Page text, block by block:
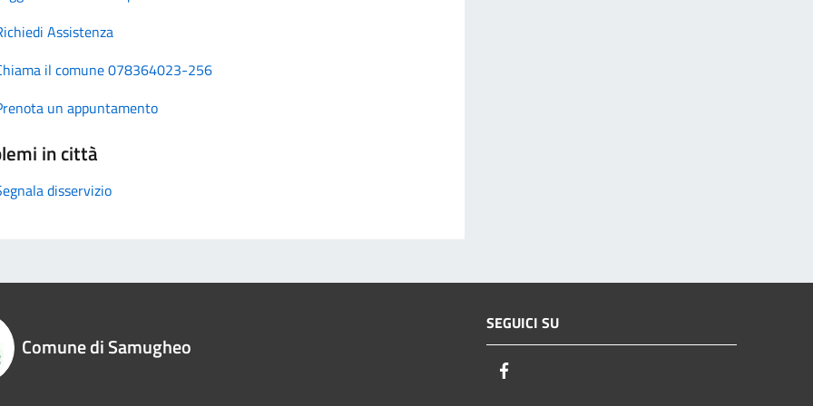
Assistenza
il comune 078364023-256
un appuntamento
in città
disservizio
Comune di Samugheo
SEGUICI SU